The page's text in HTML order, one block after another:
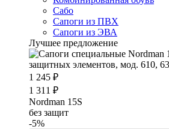
Сабо
Сапоги из ПВХ
Сапоги из ЭВА
Лучшее предложение
1 245 ₽
1 311 ₽
Nordman 15S
без защит
-5%